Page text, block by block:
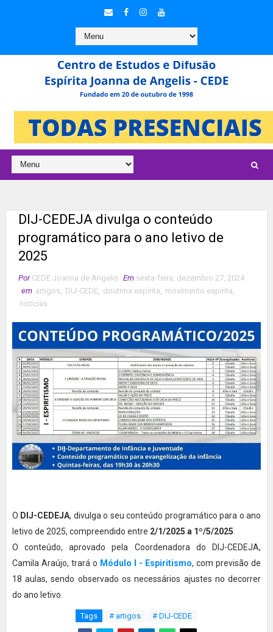
DIJ-CEDEJA divulga o conteúdo
programático para o ano letivo de
2025
Por CEDE Joanna de Angelis Em sexta-feira, dezembro 27, 2024
em artigos, DIJ-CEDE, doutrina espírita, movimento espírita,
notícias
O DIJ-CEDEJA, divulga o seu conteúdo programático para o ano
letivo de 2025, compreendido entre 2/1/2025 a 1º/5/2025.
O conteúdo, aprovado pela Coordenadora do DIJ-CEDEJA,
Camila Araújo, trará o Módulo I - Espiritismo, com previsão de
18 aulas, sendo observado os necessários ajustes no decorrer
do ano letivo.
Tags # artigos # DIJ-CEDE